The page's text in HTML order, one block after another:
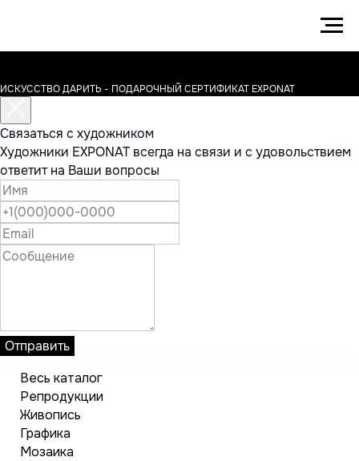
ИСКУССТВО ДАРИТЬ - ПОДАРОЧНЫЙ СЕРТИФИКАТ EXPONAT
Связаться с художником
Художники EXPONAT всегда на связи и с удовольствием
ответит на Ваши вопросы
Отправить
Весь каталог
Репродукции
Живопись
Графика
Мозаика